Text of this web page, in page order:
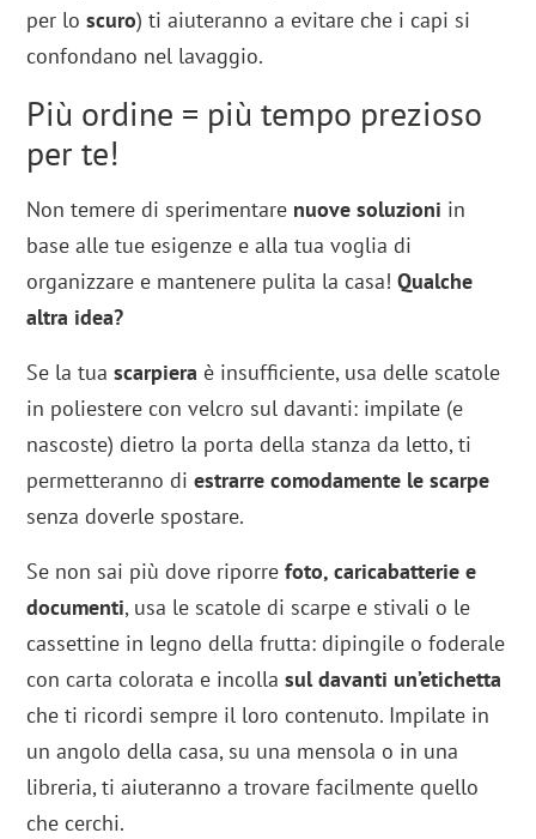
per loscuro) ti aiuteranno a evitare che i capi si
confondano nel lavaggio.
Più ordine = più tempo prezioso
per te!
Non temere di sperimentare nuove soluzioni in
base alle tue esigenze e alla tua voglia di
organizzare e mantenere pulita la casa!Qualche
altra idea?
Se la tuascarpiera è insufficiente, usa delle scatole
in poliestere con velcro sul davanti: impilate (e
nascoste) dietro la porta della stanza da letto, ti
permetteranno diestrarre comodamente le scarpe
senza doverle spostare.
Se non sai più dove riporrefoto, caricabatterie e
documenti, usa le scatole di scarpe e stivali o le
cassettine in legno della frutta: dipingile o foderale
con carta colorata e incollasul davanti un’etichetta
che ti ricordi sempre il loro contenuto. Impilate in
un angolo della casa, su una mensola o in una
libreria, ti aiuteranno a trovare facilmente quello
che cerchi.